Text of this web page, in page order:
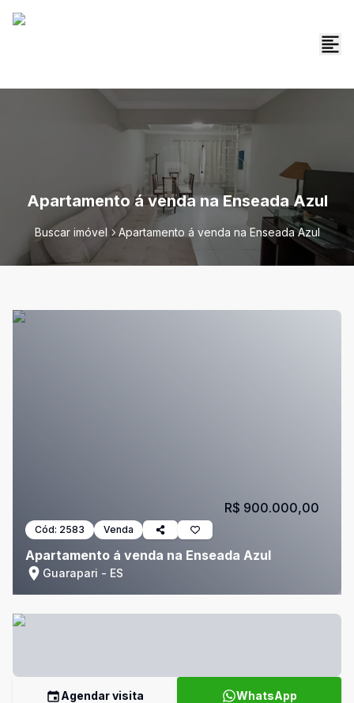
Apartamento á venda na Enseada Azul
Buscar imóvel Apartamento á venda na Enseada Azul
Cód: 2583 Venda
Apartamento á venda na Enseada Azul
Guarapari - ES
R$ 900.000,00
Agendar visita WhatsApp